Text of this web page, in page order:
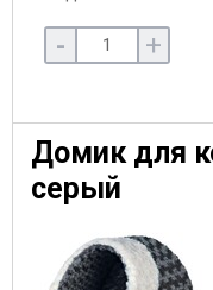
- +
Домик для
серый